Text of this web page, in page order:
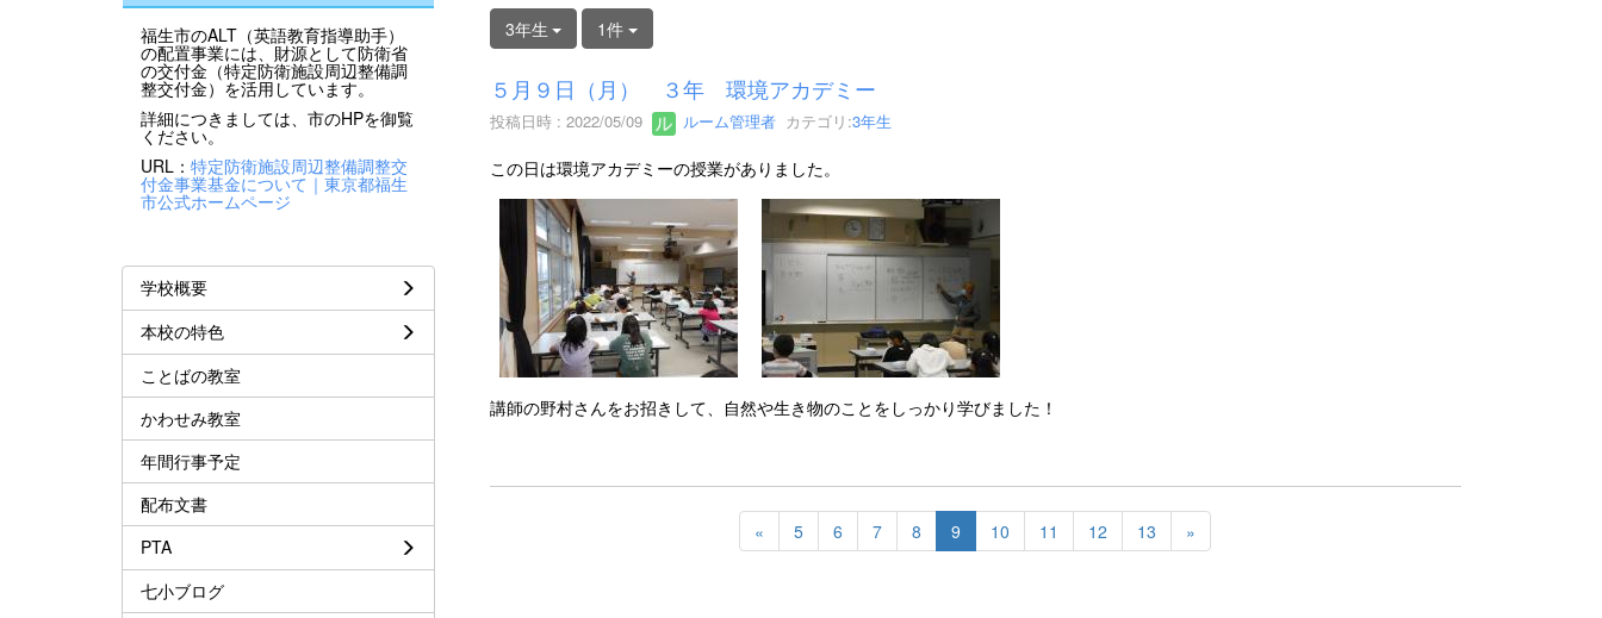
3年生 1件
５月９日（月） ３年 環境アカデミー
投稿日時 : 2022/05/09 ルーム管理者カテゴリ:3年生
この日は環境アカデミーの授業がありました。
講師の野村さんをお招きして、自然や生き物のことをしっかり学びました！
« 5 6 7 8 9 10 11 12 13 »
福生市のALT（英語教育指導助手）
の配置事業には、財源として防衛省
の交付金（特定防衛施設周辺整備調
整交付金）を活用しています。
詳細につきましては、市のHPを御覧
ください。
URL： 特定防衛施設周辺整備調整交
付金事業基金について｜東京都福生
市公式ホームページ
学校概要
本校の特色
ことばの教室
かわせみ教室
年間行事予定
配布文書
PTA
七小ブログ